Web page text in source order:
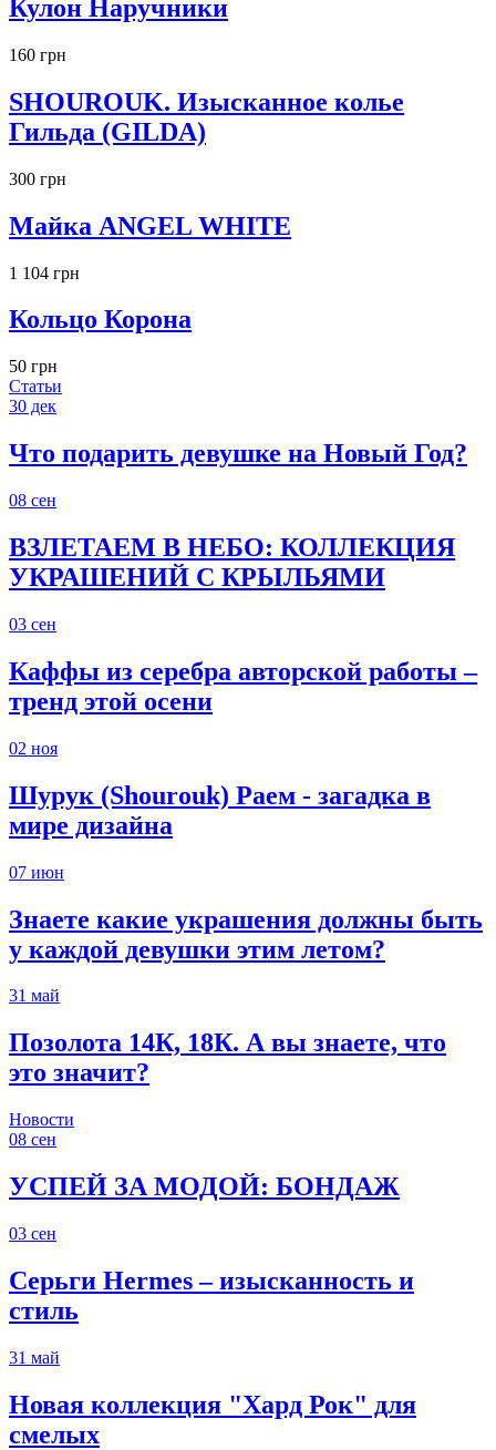
Кулон Наручники
160 грн
SHOUROUK. Изысканное колье
Гильда (GILDA)
300 грн
Майка ANGEL WHITE
1 104 грн
Кольцо Корона
50 грн
Статьи
30 дек
Что подарить девушке на Новый Год?
08 сен
ВЗЛЕТАЕМ В НЕБО: КОЛЛЕКЦИЯ
УКРАШЕНИЙ С КРЫЛЬЯМИ
03 сен
Каффы из серебра авторской работы –
тренд этой осени
02 ноя
Шурук (Shourouk) Раем - загадка в
мире дизайна
07 июн
Знаете какие украшения должны быть
у каждой девушки этим летом?
31 май
Позолота 14К, 18К. А вы знаете, что
это значит?
Новости
08 сен
УСПЕЙ ЗА МОДОЙ: БОНДАЖ
03 сен
Серьги Hermes – изысканность и
стиль
31 май
Новая коллекция "Хард Рок" для
смелых